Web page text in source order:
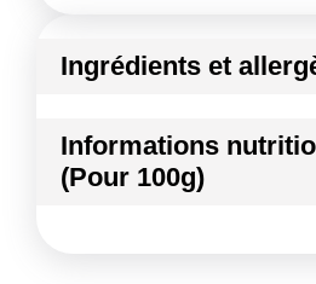
Ingrédients et
Betterave
Conformément aux
Informations
(Pour 100g)